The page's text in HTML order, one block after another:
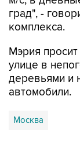
град", -
комплекса.
Мэрия
улице в
деревьями и
автомобили.
Москва